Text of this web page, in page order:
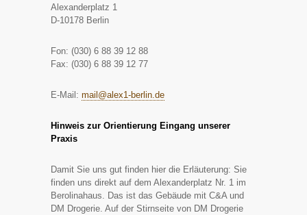
Alexanderplatz 1
D-10178 Berlin
Fon: (030) 6 88 39 12 88
Fax: (030) 6 88 39 12 77
E-Mail: mail@alex1-berlin.de
Hinweis zur Orientierung Eingang unserer
Praxis
Damit Sie uns gut finden hier die Erläuterung: Sie
finden uns direkt auf dem Alexanderplatz Nr. 1 im
Berolinahaus. Das ist das Gebäude mit C&A und
DM Drogerie. Auf der Stirnseite von DM Drogerie